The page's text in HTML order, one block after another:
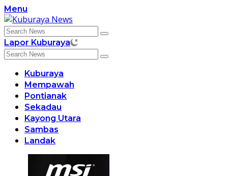
Skip
to
content
Menu
Lapor Kuburaya
Kuburaya
Mempawah
Pontianak
Sekadau
Kayong Utara
Sambas
Landak